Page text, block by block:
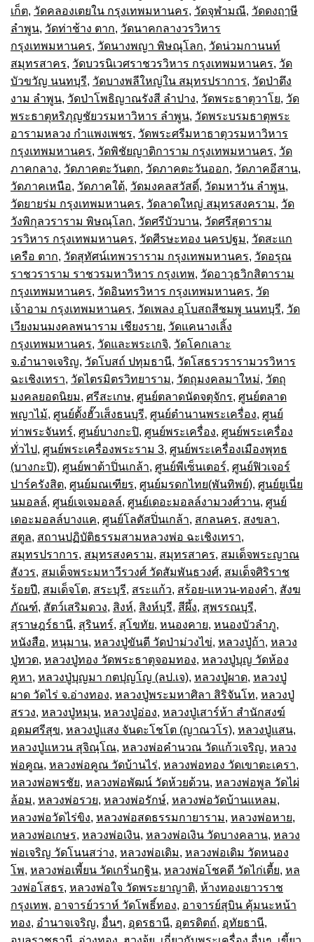
เก็ต, วัดคลองเตยใน กรุงเทพมหานคร, วัดจุฬามณี, วัดดงฤๅษี
ลำพูน, วัดท่าช้าง ตาก, วัดนาคกลางวรวิหาร
กรุงเทพมหานคร, วัดนางพญา พิษณุโลก, วัดน่วมกานนท์
สมุทรสาคร, วัดบวรนิเวศราชวรวิหาร กรุงเทพมหานคร, วัด
บัวขวัญ นนทบุรี, วัดบางพลีใหญ่ใน สมุทรปราการ, วัดป่าตึง
งาม ลำพูน, วัดป่าโพธิญาณรังสี ลำปาง, วัดพระธาตุวาโย, วัด
พระธาตุหริภุญชัยวรมหาวิหาร ลำพูน, วัดพระบรมธาตุพระ
อารามหลวง กำแพงเพชร, วัดพระศรีมหาธาตุวรมหาวิหาร
กรุงเทพมหานคร, วัดพิชัยญาติการาม กรุงเทพมหานคร, วัด
ภาคกลาง, วัดภาคตะวันตก, วัดภาคตะวันออก, วัดภาคอีสาน,
วัดภาคเหนือ, วัดภาคใต้, วัดมงคลสวัสดิ์, วัดมหาวัน ลำพูน,
วัดยายร่ม กรุงเทพมหานคร, วัดลาดใหญ่ สมุทรสงคราม, วัด
วังพิกุลวราราม พิษณุโลก, วัดศรีบัวบาน, วัดศรีสุดาราม
วรวิหาร กรุงเทพมหานคร, วัดศีรษะทอง นครปฐม, วัดสะแก
เครือ ตาก, วัดสุทัศน์เทพวราราม กรุงเทพมหานคร, วัดอรุณ
ราชวราราม ราชวรมหาวิหาร กรุงเทพ, วัดอาวุธวิกสิตาราม
กรุงเทพมหานคร, วัดอินทรวิหาร กรุงเทพมหานคร, วัด
เจ้าอาม กรุงเทพมหานคร, วัดเพลง อุโบสถสีชมพู นนทบุรี, วัด
เวียงมนมงคลพนาราม เชียงราย, วัดแคนางเลิ้ง
กรุงเทพมหานคร, วัดและพระเกจิ, วัดโคกเลาะ
จ.อำนาจเจริญ, วัดโบสถ์ ปทุมธานี, วัดโสธรวรารามวรวิหาร
ฉะเชิงเทรา, วัดไตรมิตรวิทยาราม, วัตถุมงคลมาใหม่, วัตถุ
มงคลยอดนิยม, ศรีสะเกษ, ศูนย์ตลาดนัดจตุจักร, ศูนย์ตลาด
พญาไม้, ศูนย์ตั้งฮั๊วเส็งธนบุรี, ศูนย์ตำนานพระเครื่อง, ศูนย์
ท่าพระจันทร์, ศูนย์บางกะปิ, ศูนย์พระเครื่อง, ศูนย์พระเครื่อง
ทั่วไป, ศูนย์พระเครื่องพระราม 3, ศูนย์พระเครื่องเมืองพุทธ
(บางกะปิ), ศูนย์พาต้าปิ่นเกล้า, ศูนย์พีเซ็นเตอร์, ศูนย์ฟิวเจอร์
ปาร์ครังสิต, ศูนย์มณเฑียร, ศูนย์มรดกไทย(พันทิพย์), ศูนย์ยูเนี่ย
นมอลล์, ศูนย์เจเจมอลล์, ศูนย์เดอะมอลล์งามวงศ์วาน, ศูนย์
เดอะมอลล์บางแค, ศูนย์โลตัสปิ่นเกล้า, สกลนคร, สงขลา,
สตูล, สถานปฏิบัติธรรมสามหลวงพ่อ ฉะเชิงเทรา,
สมุทรปราการ, สมุทรสงคราม, สมุทรสาคร, สมเด็จพระญาณ
สังวร, สมเด็จพระมหาวีรวงศ์ วัดสัมพันธวงศ์, สมเด็จศิริราช
ร้อยปี, สมเด็จโต, สระบุรี, สระแก้ว, สร้อย-แหวน-ทองคำ, สังฆ
ภัณฑ์, สัตว์เสริมดวง, สิงห์, สิงห์บุรี, สีผึ้ง, สุพรรณบุรี,
สุราษฎร์ธานี, สุรินทร์, สุโขทัย, หนองคาย, หนองบัวลำภู,
หนังสือ, หนุมาน, หลวงปู่ขันตี วัดป่าม่วงไข่, หลวงปู่ถ้า, หลวง
ปู่ทวด, หลวงปู่ทอง วัดพระธาตุจอมทอง, หลวงปู่บุญ วัดห้อง
คูหา, หลวงปู่บุญมา กตปุญโญ (ลป.เจ), หลวงปู่ผาด, หลวงปู่
ผาด วัดไร่ จ.อ่างทอง, หลวงปู่พระมหาศิลา สิริจันโท, หลวงปู่
สรวง, หลวงปู่หมุน, หลวงปู่อ่อง, หลวงปู่เสาร์ห้า สำนักสงฆ์
อุดมศรีสุข, หลวงปู่แสง จันดะโชโต (ญาณวโร), หลวงปู่แสน,
หลวงปู่แหวน สุจิณฺโณ, หลวงพ่อคำนวณ วัดแก้วเจริญ, หลวง
พ่อคูณ, หลวงพ่อคูณ วัดบ้านไร่, หลวงพ่อทอง วัดเขาตะเครา,
หลวงพ่อพรชัย, หลวงพ่อพัฒน์ วัดห้วยด้วน, หลวงพ่อพูล วัดไผ่
ล้อม, หลวงพ่อรวย, หลวงพ่อรักษ์, หลวงพ่อวัดบ้านแหลม,
หลวงพ่อวัดไร่ขิง, หลวงพ่อสดธรรมกายาราม, หลวงพ่อหาย,
หลวงพ่อเกษร, หลวงพ่อเงิน, หลวงพ่อเงิน วัดบางคลาน, หลวง
พ่อเจริญ วัดโนนสว่าง, หลวงพ่อเดิม, หลวงพ่อเดิม วัดหนอง
โพ, หลวงพ่อเพี้ยน วัดเกริ่นกฐิน, หลวงพ่อโชคดี วัดไก่เตี้ย, หล
วงพ่อโสธร, หลวงพ่อใจ วัดพระยาญาติ, ห้างทองเยาวราช
กรุงเทพ, อาจารย์วราห์ วัดโพธิ์ทอง, อาจารย์สุบิน คุ้มนะหน้า
ทอง, อำนาจเจริญ, อื่นๆ, อุดรธานี, อุตรดิตถ์, อุทัยธานี,